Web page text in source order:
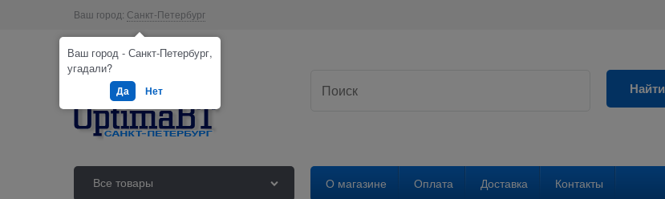
Ваш город: Санкт-Петербург
Найти
Все товары О магазине Оплата Доставка Контакты
Ваш город - Санкт-Петербург,
угадали?
Да Нет